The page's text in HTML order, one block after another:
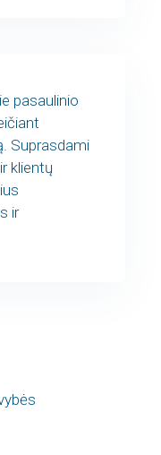
pasaulinio
Suprasdami
klientų
ir